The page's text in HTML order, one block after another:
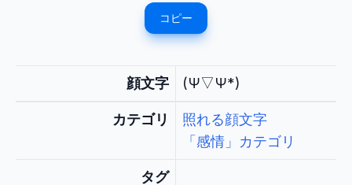
コピー
顔文字 (Ψ▽Ψ*)
カテゴリ
照れる顔文字
「感情」カテゴリ
タグ